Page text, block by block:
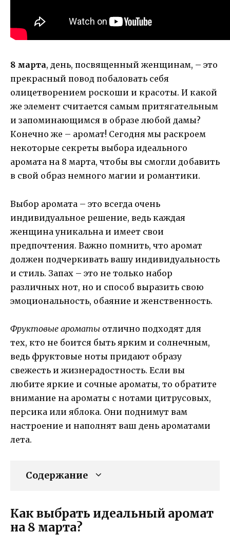
8 марта, день, посвященный женщинам, – это
прекрасный повод побаловать себя
олицетворением роскоши и красоты. И какой
же элемент считается самым притягательным
и запоминающимся в образе любой дамы?
Конечно же – аромат! Сегодня мы раскроем
некоторые секреты выбора идеального
аромата на 8 марта, чтобы вы смогли добавить
в свой образ немного магии и романтики.
Выбор аромата – это всегда очень
индивидуальное решение, ведь каждая
женщина уникальна и имеет свои
предпочтения. Важно помнить, что аромат
должен подчеркивать вашу индивидуальность
и стиль. Запах – это не только набор
различных нот, но и способ выразить свою
эмоциональность, обаяние и женственность.
Фруктовые ароматы отлично подходят для
тех, кто не боится быть ярким и солнечным,
ведь фруктовые ноты придают образу
свежесть и жизнерадостность. Если вы
любите яркие и сочные ароматы, то обратите
внимание на ароматы с нотами цитрусовых,
персика или яблока. Они поднимут вам
настроение и наполнят ваш день ароматами
лета.
Содержание
Как выбрать идеальный аромат
на 8 марта?